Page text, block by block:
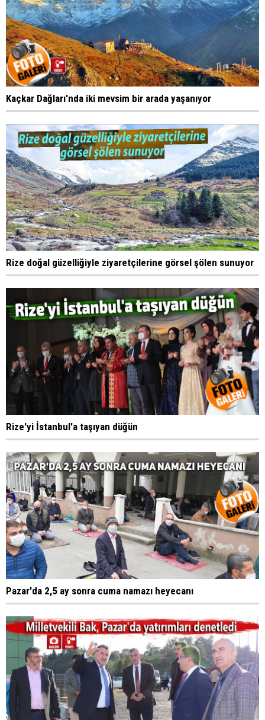
Kaçkar Dağları'nda iki mevsim bir arada yaşanıyor
Rize doğal güzelliğiyle ziyaretçilerine görsel şölen sunuyor
Rize'yi İstanbul'a taşıyan düğün
Pazar'da 2,5 ay sonra cuma namazı heyecanı